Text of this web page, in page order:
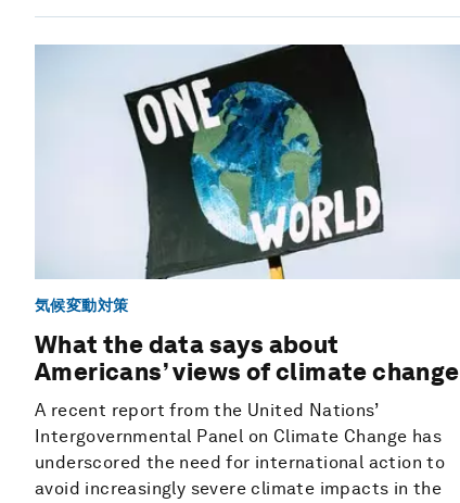
気候変動対策
What the data says about
Americans’ views of climate change
A recent report from the United Nations’
Intergovernmental Panel on Climate Change has
underscored the need for international action to
avoid increasingly severe climate impacts in the